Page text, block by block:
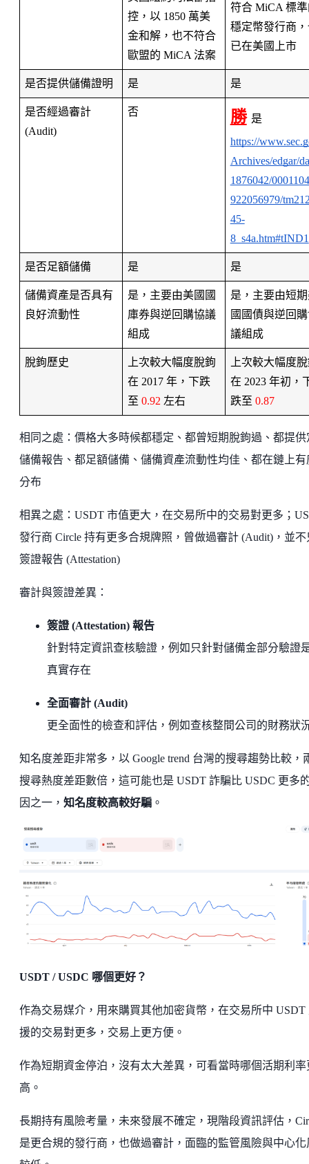
控，以 1850 萬美
金和解，也不符合
歐盟的 MiCA 法案
符合 MiCA 標
穩定幣發行商
已在美國上市
是否提供儲備證明 是 是
是否經過審計
(Audit)
否 勝
https://
Archives/edgar/
1876042/
922056979/
45-
8_s4a.htm#tIND1
是否足額儲備 是 是
儲備資產是否具有
良好流動性
是，主要由美國國
庫券與逆回購協議
組成
是，主要由短
國國債與逆回
議組成
脫鉤歷史
上次較大幅度脫鉤
在 2017 年，下跌
至 0.92 左右
上次較大幅度
在 2023 年初，
跌至 0.87
相同之處：價格大多時候都穩定、都曾短期脫鉤過、都提供
儲備報告、都足額儲備、儲備資產流動性均佳、都在鏈上有
分布
相異之處：USDT 市值更大，在交易所中的交易對更多；
發行商 Circle 持有更多合規牌照，曾做過審計 (Audit)，並不
簽證報告 (Attestation)
審計與簽證差異：
簽證 (Attestation) 報告
針對特定資訊查核驗證，例如只針對儲備金部分驗證
真實存在
全面審計 (Audit)
更全面性的檢查和評估，例如查核整間公司的財務狀
知名度差距非常多，以 Google trend 台灣的搜尋趨勢比較，
搜尋熱度差距數倍，這可能也是 USDT 詐騙比 USDC 更多
因之一， 知名度較高較好騙 。
USDT / USDC 哪個更好？
作為交易媒介，用來購買其他加密貨幣，在交易所中 USDT
援的交易對更多，交易上更方便。
作為短期資金停泊，沒有太大差異，可看當時哪個活期利率
高。
長期持有風險考量，未來發展不確定，現階段資訊評估，
是更合規的發行商，也做過審計，面臨的監管風險與中心化